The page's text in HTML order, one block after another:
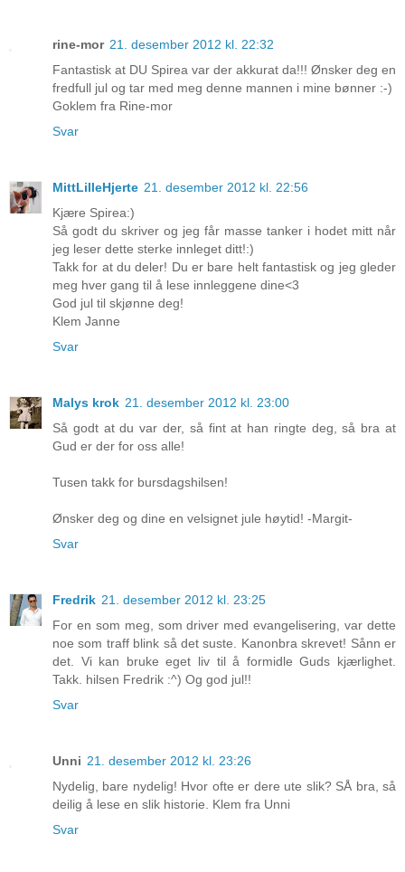
rine-mor 21. desember 2012 kl. 22:32
Fantastisk at DU Spirea var der akkurat da!!! Ønsker deg en
fredfull jul og tar med meg denne mannen i mine bønner :-)
Goklem fra Rine-mor
Svar
MittLilleHjerte 21. desember 2012 kl. 22:56
Kjære Spirea:)
Så godt du skriver og jeg får masse tanker i hodet mitt når
jeg leser dette sterke innleget ditt!:)
Takk for at du deler! Du er bare helt fantastisk og jeg gleder
meg hver gang til å lese innleggene dine<3
God jul til skjønne deg!
Klem Janne
Svar
Malys krok 21. desember 2012 kl. 23:00
Så godt at du var der, så fint at han ringte deg, så bra at
Gud er der for oss alle!
Tusen takk for bursdagshilsen!
Ønsker deg og dine en velsignet jule høytid! -Margit-
Svar
Fredrik 21. desember 2012 kl. 23:25
For en som meg, som driver med evangelisering, var dette
noe som traff blink så det suste. Kanonbra skrevet! Sånn er
det. Vi kan bruke eget liv til å formidle Guds kjærlighet.
Takk. hilsen Fredrik :^) Og god jul!!
Svar
Unni 21. desember 2012 kl. 23:26
Nydelig, bare nydelig! Hvor ofte er dere ute slik? SÅ bra, så
deilig å lese en slik historie. Klem fra Unni
Svar